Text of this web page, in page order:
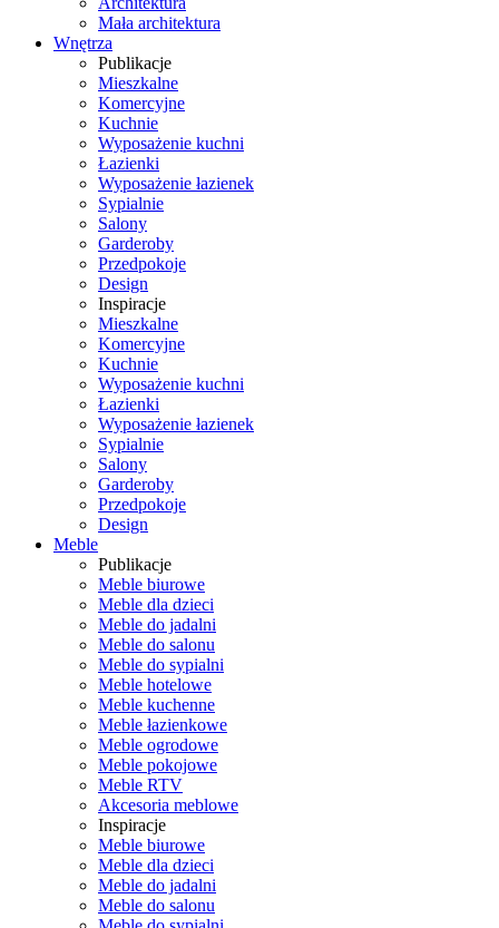
Mała architektura
Wnętrza
Publikacje
Mieszkalne
Komercyjne
Kuchnie
Wyposażenie kuchni
Łazienki
Wyposażenie łazienek
Sypialnie
Salony
Garderoby
Przedpokoje
Design
Inspiracje
Mieszkalne
Komercyjne
Kuchnie
Wyposażenie kuchni
Łazienki
Wyposażenie łazienek
Sypialnie
Salony
Garderoby
Przedpokoje
Design
Meble
Publikacje
Meble biurowe
Meble dla dzieci
Meble do jadalni
Meble do salonu
Meble do sypialni
Meble hotelowe
Meble kuchenne
Meble łazienkowe
Meble ogrodowe
Meble pokojowe
Meble RTV
Akcesoria meblowe
Inspiracje
Meble biurowe
Meble dla dzieci
Meble do jadalni
Meble do salonu